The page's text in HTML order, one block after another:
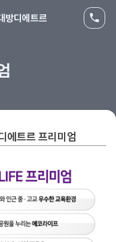
방디에트르
에트르 프리미엄